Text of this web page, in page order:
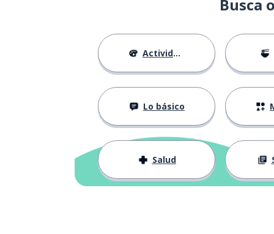
Busca
Actividades
Lo básico
Salud